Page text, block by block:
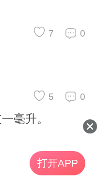
0
7
0
5
毫升。
打开APP